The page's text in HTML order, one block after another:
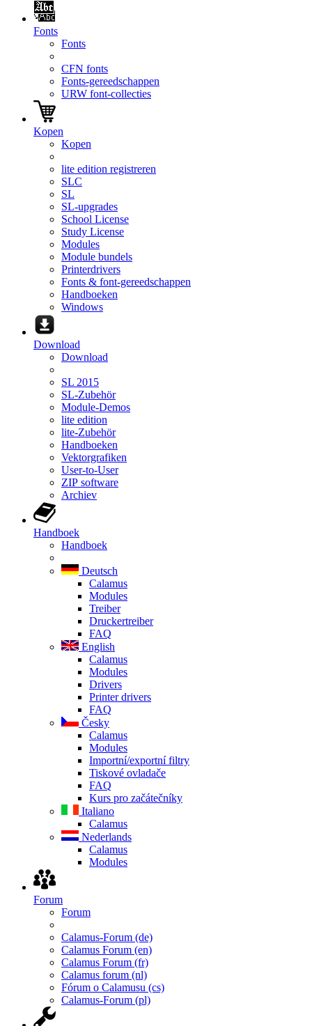
Fonts
Fonts
CFN fonts
Fonts-gereedschappen
URW font-collecties
Kopen
Kopen
lite edition registreren
SLC
SL
SL-upgrades
School License
Study License
Modules
Module bundels
Printerdrivers
Fonts & font-gereedschappen
Handboeken
Windows
Download
Download
SL 2015
SL-Zubehör
Module-Demos
lite edition
lite-Zubehör
Handboeken
Vektorgrafiken
User-to-User
ZIP software
Archiev
Handboek
Handboek
Deutsch
Calamus
Modules
Treiber
Druckertreiber
FAQ
English
Calamus
Modules
Drivers
Printer drivers
FAQ
Česky
Calamus
Modules
Importní/exportní filtry
Tiskové ovladače
FAQ
Kurs pro začátečníky
Italiano
Calamus
Nederlands
Calamus
Modules
Forum
Forum
Calamus-Forum (de)
Calamus Forum (en)
Calamus Forum (fr)
Calamus forum (nl)
Fórum o Calamusu (cs)
Calamus-Forum (pl)